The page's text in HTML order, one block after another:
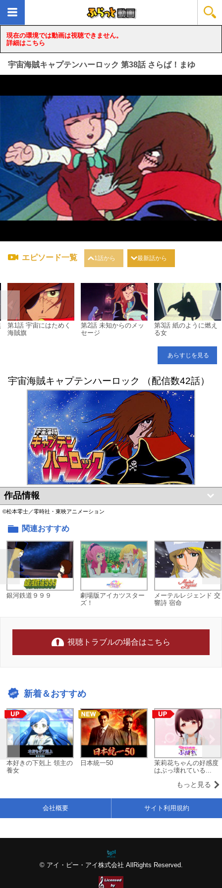
現在の環境では動画は視聴できません。
詳細はこちら
宇宙海賊キャプテンハーロック 第38話 さらば！まゆ
loading...
エピソード一覧 1話から 最新話から
第1話 宇宙にはためく
海賊旗
第2話 未知からのメッ
セージ
第3話 紙のように燃え
る女
あらすじを見る
宇宙海賊キャプテンハーロック （配信数42話）
作品情報
©松本零士／零時社・東映アニメーション
関連おすすめ
銀河鉄道９９９
劇場版アイカツスター
ズ！
メーテルレジェンド 交
響詩 宿命
視聴トラブルの場合はこちら
新着＆おすすめ
本好きの下剋上 領主の
養女
日本統一50
茉莉花ちゃんの好感度
はぶっ壊れている...
もっと見る
© アイ・ピー・アイ株式会社 AllRights Reserved.
会社概要 サイト利用規約